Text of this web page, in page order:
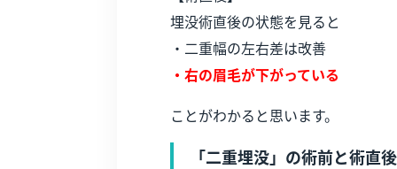
埋没術直後の状態を見ると
・二重幅の左右差は改善
・右の眉毛が下がっている
ことがわかると思います。
「二重埋没」の術前と術直